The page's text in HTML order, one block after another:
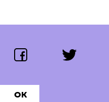
Segue-nos:
facebook twitter
OK